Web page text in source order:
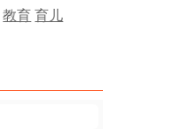
教育育儿